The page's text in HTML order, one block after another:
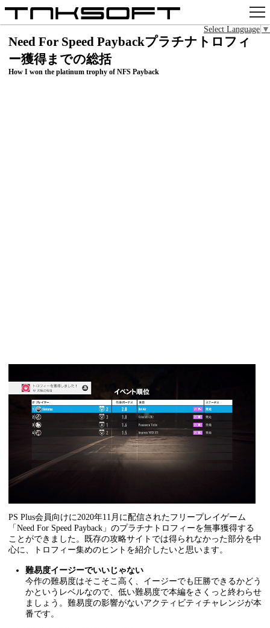
アプリ
x
Select Language ▼
Need For Speed Paybackプラチナトロフィ
ー獲得までの総括
How I won the platinum trophy of NFS Payback
PS Plus会員向けに2020年11月に配信されたフリープレイゲーム
「Need For Speed Payback」のプラチナトロフィーを無事獲得する
ことができました。既存の攻略サイトでは得られなかった部分を中
心に、トロフィー集めのヒントを紹介したいと思います。
難易度イージーでいいじゃない
今作の難易度はそこそこ高く、イージーでも圧勝できるかどう
かというレベルなので、低い難易度で本編をさくっと終わらせ
ましょう。難易度の影響がないアクティビティチャレンジが本
番です。